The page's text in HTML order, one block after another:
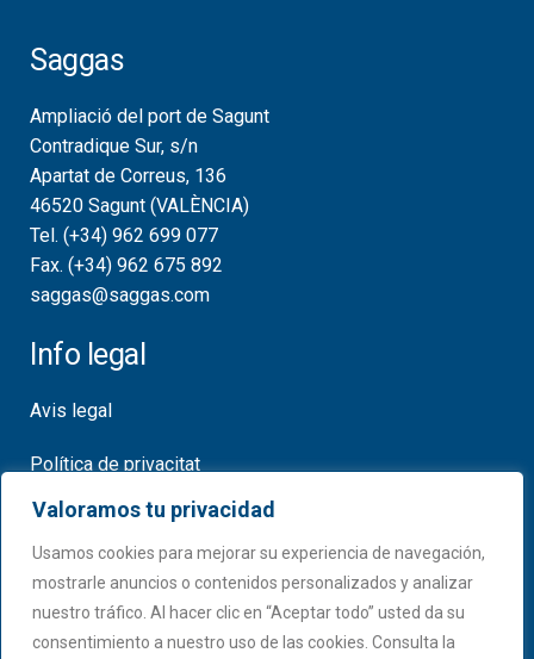
Valoramos tu privacidad
Usamos cookies para mejorar su experiencia de navegación,
mostrarle anuncios o contenidos personalizados y analizar
nuestro tráfico. Al hacer clic en “Aceptar todo” usted da su
consentimiento a nuestro uso de las cookies. Consulta la
Saggas
Ampliació del port de Sagunt
Contradique Sur, s/n
Apartat de Correus, 136
46520 Sagunt (VALÈNCIA)
Tel. (+34) 962 699 077
Fax. (+34) 962 675 892
saggas@saggas.com
Info legal
Avis legal
Política de privacitat
Política de cookies
Certificats